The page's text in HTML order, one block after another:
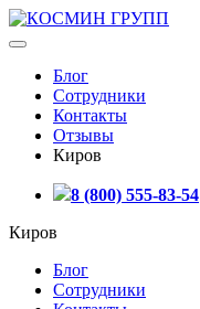
Блог
Сотрудники
Контакты
Отзывы
Киров
8 (800) 555-83-54
Киров
Блог
Сотрудники